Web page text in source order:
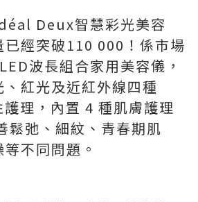
Deux智慧彩光美容
已經突破110 000！係市場
波長組合家用美容儀，
紅光及近紅外線四種
理，內置 4 種肌膚護理
鬆弛、細紋、青春期肌
不同問題。